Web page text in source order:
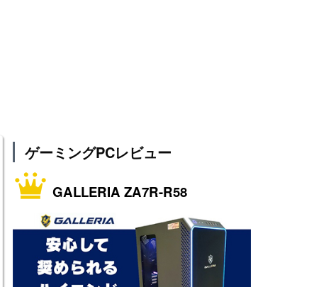
ゲーミングPCレビュー
GALLERIA ZA7R-R58